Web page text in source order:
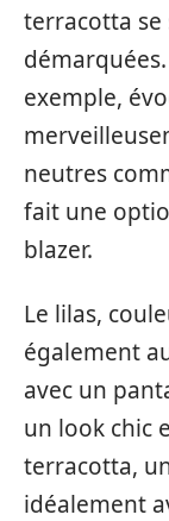
terracotta
exemple,
neutres
fait une
blazer.
Le lilas,
également
avec un
un look chic
terracotta,
idéalement